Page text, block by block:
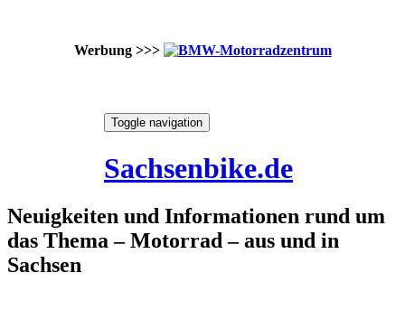
Werbung >>>
Toggle navigation
Sachsenbike.de
Neuigkeiten und Informationen rund um
das Thema – Motorrad – aus und in
Sachsen